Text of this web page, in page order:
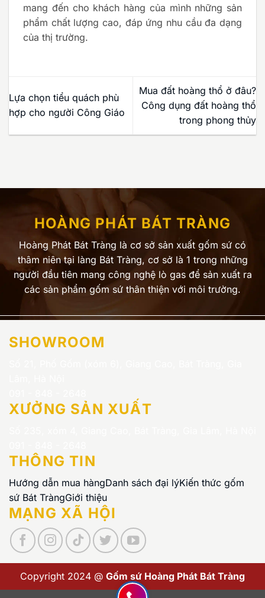
mang đến cho khách hàng của mình những sản
phẩm chất lượng cao, đáp ứng nhu cầu đa dạng
của thị trường.
Lựa chọn tiểu quách phù
hợp cho người Công Giáo
Mua đất hoàng thổ ở đâu?
Công dụng đất hoàng thổ
trong phong thủy
HOÀNG PHÁT BÁT TRÀNG
Hoàng Phát Bát Tràng là cơ sở sản xuất gốm sứ có
thâm niên tại làng Bát Tràng, cơ sở là 1 trong những
người đầu tiên mang công nghệ lò gas để sản xuất ra
các sản phẩm gốm sứ thân thiện với môi trường.
SHOWROOM
XƯỞNG SẢN XUẤT
THÔNG TIN
Hướng dẫn mua hàngDanh sách đại lýKiến thức gốm
sứ Bát TràngGiới thiệu
MẠNG XÃ HỘI
Copyright 2024 @ Gốm sứ Hoàng Phát Bát Tràng